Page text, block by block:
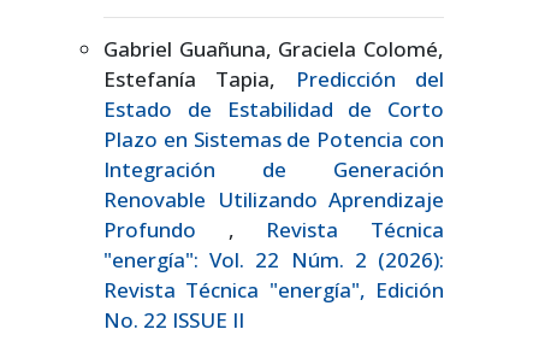
Gabriel Guañuna, Graciela Colomé,
Estefanía Tapia,
Predicción del
Estado de Estabilidad de Corto
Plazo en Sistemas de Potencia con
Integración de Generación
Renovable Utilizando Aprendizaje
Profundo , Revista Técnica
"energía": Vol. 22 Núm. 2 (2026):
Revista Técnica "energía", Edición
No. 22 ISSUE II